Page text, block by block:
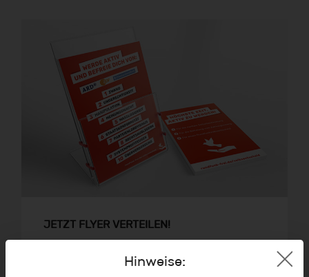
Hinweise:
JETZT FLYER VERTEILEN!
Du möchtest auch bei der Verteilung von